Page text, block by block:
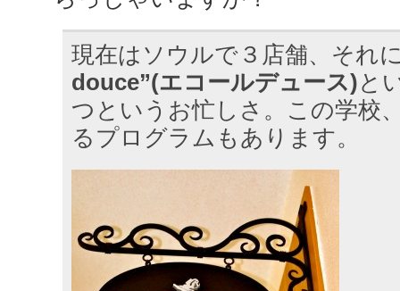
現在はソウルで３店舗、それ
douce”(エコールデュース)と
つというお忙しさ。この学校
るプログラムもあります。